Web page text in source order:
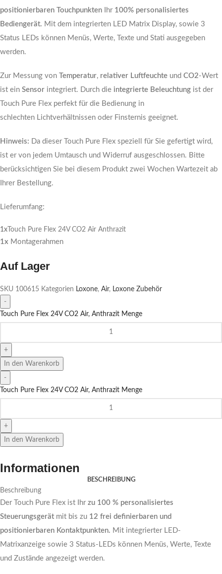
positionierbaren Touchpunkten Ihr 100% personalisiertes
Bediengerät. Mit dem integrierten LED Matrix Display, sowie 3
Status LEDs können Menüs, Werte, Texte und Stati ausgegeben
werden.
Zur Messung von Temperatur, relativer Luftfeuchte und CO2-Wert
ist ein Sensor integriert. Durch die integrierte Beleuchtung ist der
Touch Pure Flex perfekt für die Bedienung in
schlechten Lichtverhältnissen oder Finsternis geeignet.
Hinweis: Da dieser Touch Pure Flex speziell für Sie gefertigt wird,
ist er von jedem Umtausch und Widerruf ausgeschlossen. Bitte
berücksichtigen Sie bei diesem Produkt zwei Wochen Wartezeit ab
Ihrer Bestellung.
Lieferumfang:
1x Touch Pure Flex 24V CO2 Air Anthrazit
1x Montagerahmen
Auf Lager
SKU 100615 Kategorien Loxone, Air, Loxone Zubehör
Touch Pure Flex 24V CO2 Air, Anthrazit Menge
In den Warenkorb
Touch Pure Flex 24V CO2 Air, Anthrazit Menge
In den Warenkorb
Informationen
BESCHREIBUNG
Beschreibung
Der Touch Pure Flex ist Ihr zu 100 % personalisiertes
Steuerungsgerätmit bis zu 12 frei definierbaren und
positionierbaren Kontaktpunkten. Mit integrierter LED-
Matrixanzeige sowie 3 Status-LEDs können Menüs, Werte, Texte
und Zustände angezeigt werden.